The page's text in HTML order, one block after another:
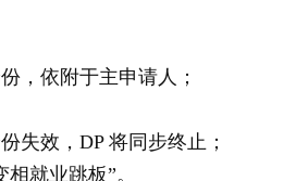
，依附于主申请人；
失效，DP 将同步终止；
就业跳板”。